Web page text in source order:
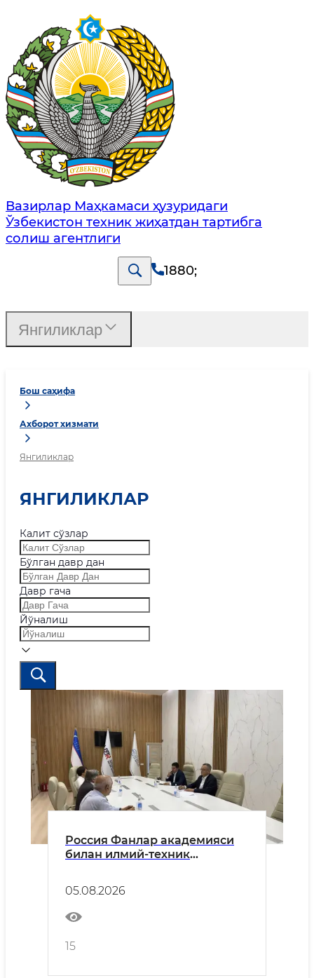
Вазирлар Маҳкамаси ҳузуридаги
Ўзбекистон техник жиҳатдан тартибга
солиш агентлиги
1880;
Бош саҳифа
Ахборот хизмати
Янгиликлар
ЯНГИЛИКЛАР
Калит сўзлар
Бўлган давр дан
Давр гача
Йўналиш
Россия Фанлар академияси
билан илмий-техник
05.08.2026
15
Янгиликлар